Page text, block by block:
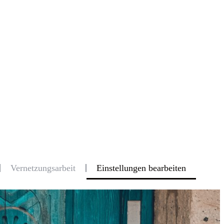
Vernetzungsarbeit Einstellungen bearbeiten